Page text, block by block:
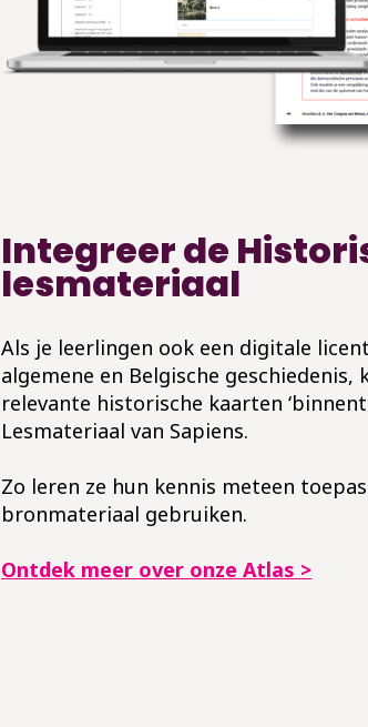
Integreer de
lesmateriaal
Als je leerlingen ook een digitale
algemene en Belgische geschiedenis,
relevante historische kaarten
Lesmateriaal van Sapiens.
Zo leren ze hun kennis meteen
bronmateriaal gebruiken.
Ontdek meer over onze Atlas >